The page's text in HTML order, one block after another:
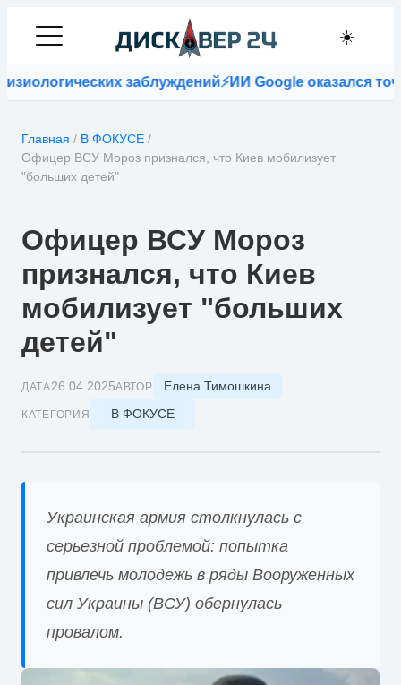
☀️
заблуждений⚡ИИ Google оказался
Главная / В ФОКУСЕ /
Офицер ВСУ Мороз признался, что Киев мобилизует
"больших детей"
Офицер ВСУ Мороз
признался, что Киев
мобилизует "больших
детей"
ДАТА26.04.2025АВТОР Елена Тимошкина
КАТЕГОРИЯ В ФОКУСЕ
Украинская армия столкнулась с
серьезной проблемой: попытка
привлечь молодежь в ряды Вооруженных
сил Украины (ВСУ) обернулась
провалом.